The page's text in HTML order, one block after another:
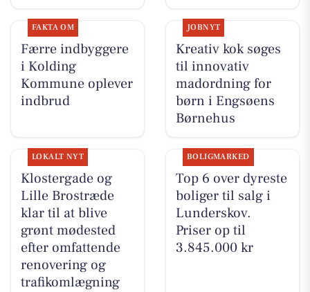
FAKTA OM
Færre indbyggere
i Kolding
Kommune oplever
indbrud
JOBNYT
Kreativ kok søges
til innovativ
madordning for
børn i Engsøens
Børnehus
LOKALT NYT
Klostergade og
Lille Brostræde
klar til at blive
grønt mødested
efter omfattende
renovering og
trafikomlægning
BOLIGMARKED
Top 6 over dyreste
boliger til salg i
Lunderskov.
Priser op til
3.845.000 kr